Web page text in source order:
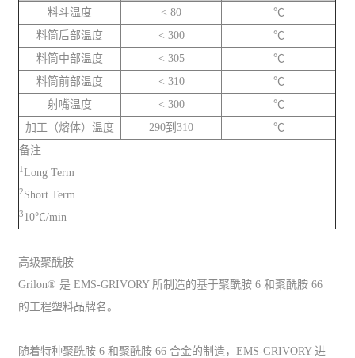
料斗温度
< 80
℃
料筒后部温度
< 300
℃
料筒中部温度
< 305
℃
料筒前部温度
< 310
℃
射嘴温度
< 300
℃
加工（熔体）温度
290到310
℃
备注
1Long Term
2Short Term
310℃/min
高级聚酰胺
Grilon® 是 EMS-GRIVORY 所制造的基于聚酰胺 6 和聚酰胺 66
的工程塑料品牌名。
随着特种聚酰胺 6 和聚酰胺 66 合金的制造，EMS-GRIVORY 进